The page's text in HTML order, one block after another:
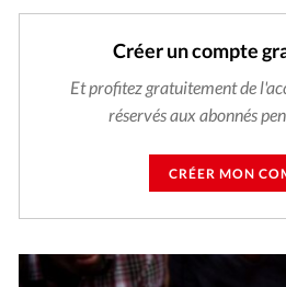
Créer un compte
Et profitez gratuitement de
réservés aux abonnés
CRÉER MON